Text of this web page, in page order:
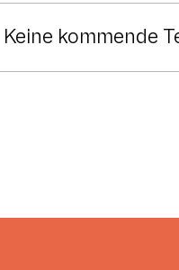
Keine kommende